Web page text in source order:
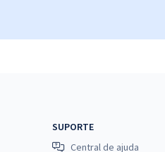
Economize
SUPORTE
Central de ajuda